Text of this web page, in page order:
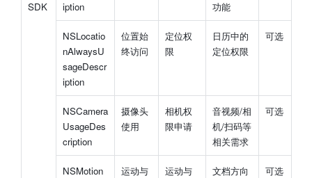
SDK
iption
功能
NSLocatio
nAlwaysU
sageDescr
iption
位置始
终访问
定位权
限
日历中的
定位权限
可选
NSCamera
UsageDes
cription
摄像头
使用
相机权
限申请
音视频/相
机/扫码等
相关需求
可选
NSMotion
运动与
运动与
文档方向
可选